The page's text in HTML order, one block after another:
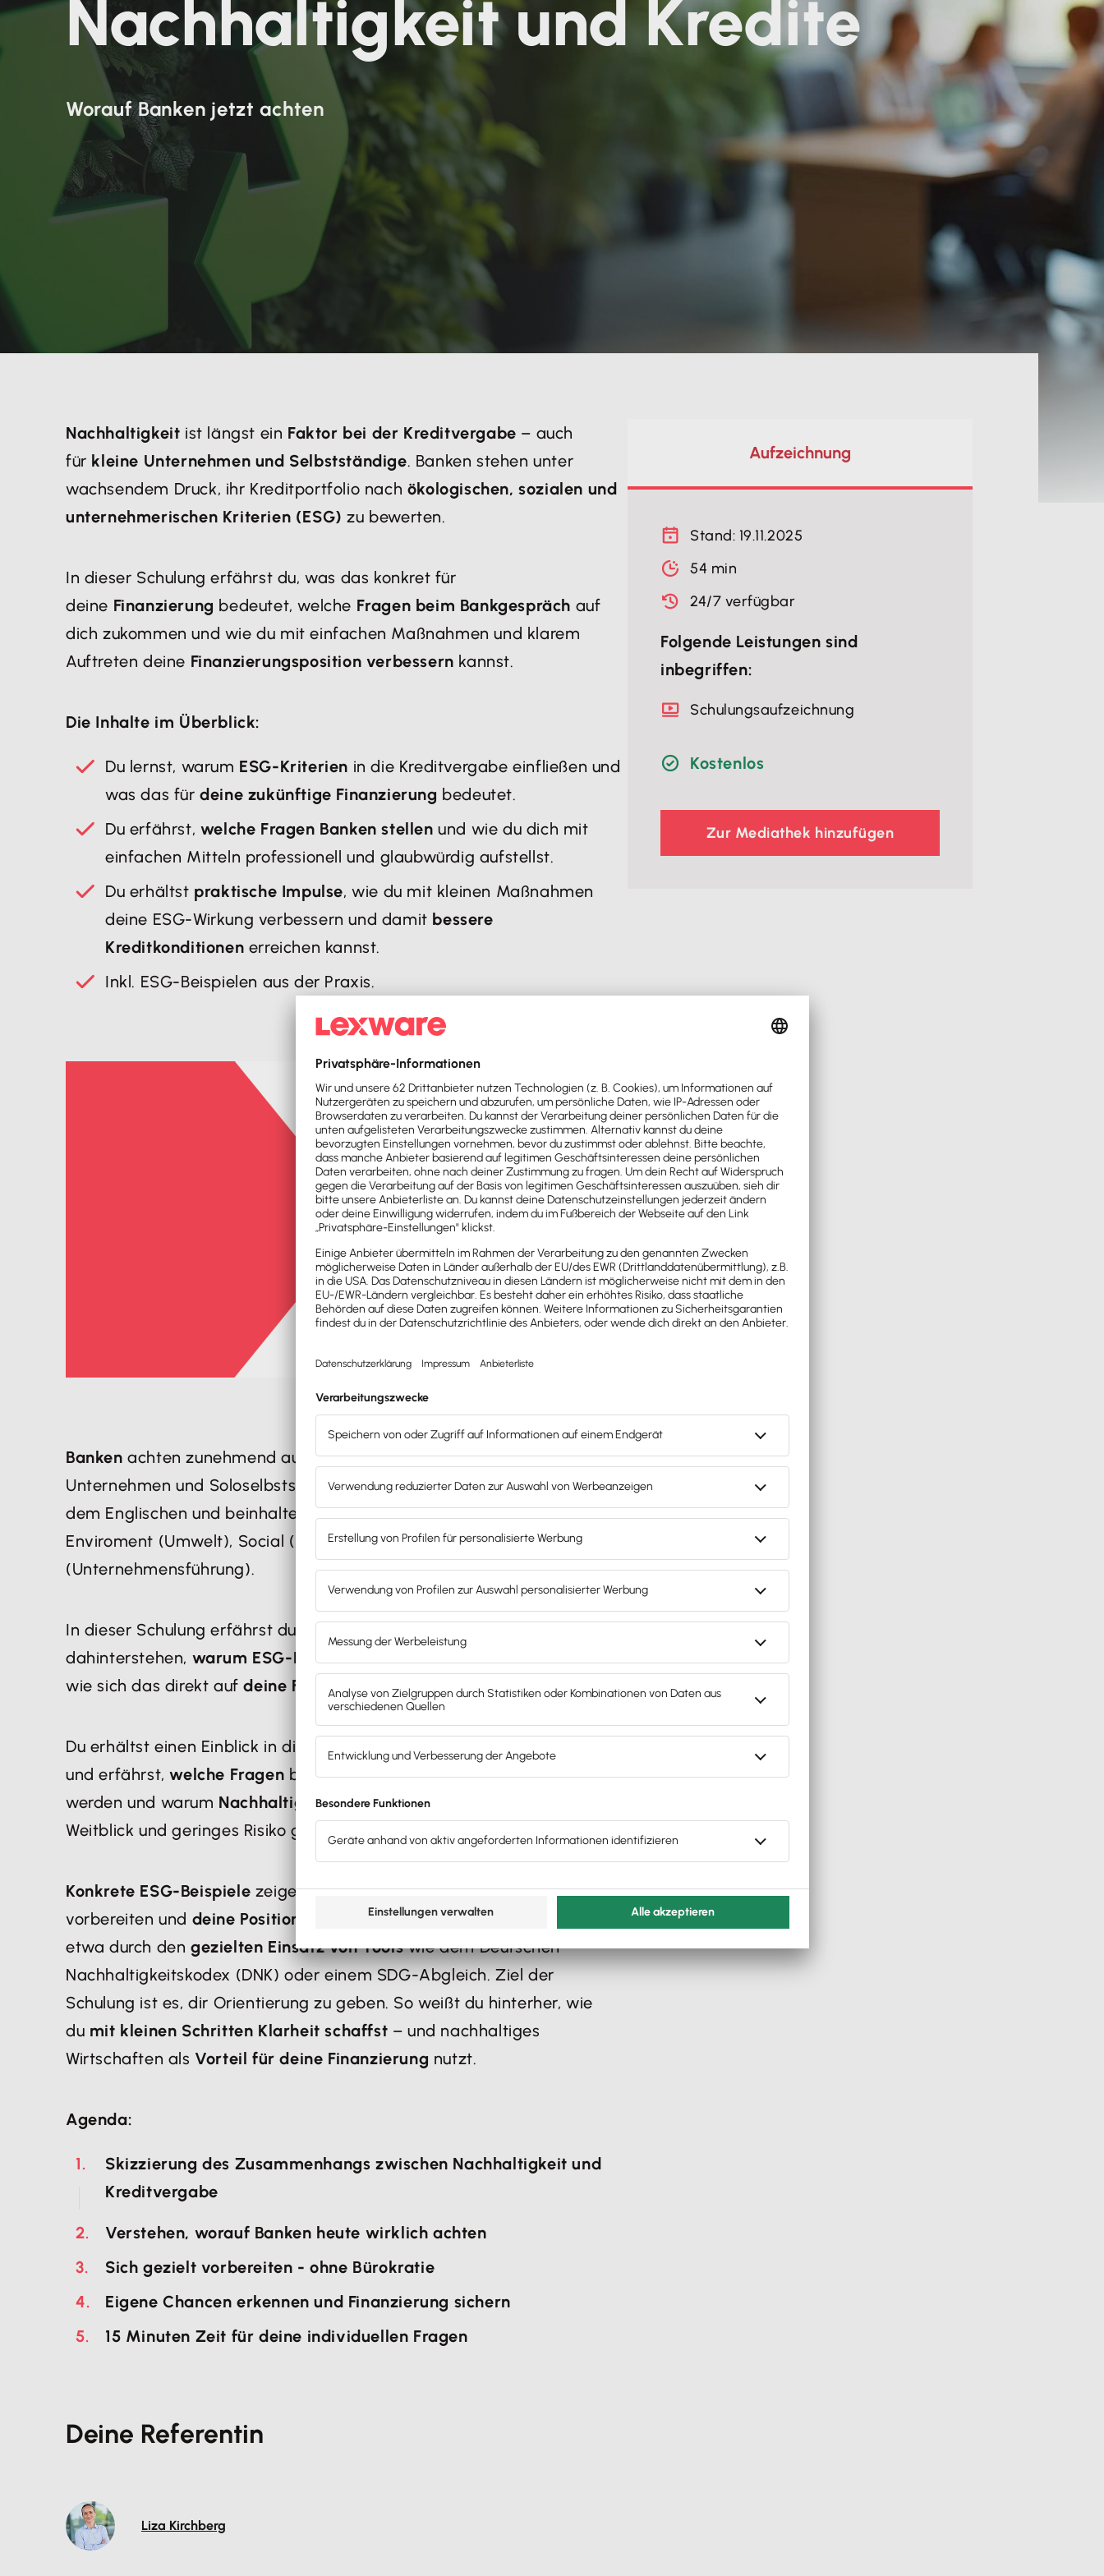
Nachhaltigkeit und Kredite
Worauf Banken jetzt achten
Nachhaltigkeit ist längst ein Faktor bei der Kreditvergabe – auch
für kleine Unternehmen und Selbstständige. Banken stehen unter
wachsendem Druck, ihr Kreditportfolio nach ökologischen, sozialen und
unternehmerischen Kriterien (ESG) zu bewerten.
In dieser Schulung erfährst du, was das konkret für
deine Finanzierung bedeutet, welche Fragen beim Bankgespräch auf
dich zukommen und wie du mit einfachen Maßnahmen und klarem
Auftreten deine Finanzierungsposition verbessern kannst.
Die Inhalte im Überblick:
Du lernst, warum ESG-Kriterien in die Kreditvergabe einfließen und
was das fürdeine zukünftige Finanzierung bedeutet.
Du erfährst, welche Fragen Banken stellen und wie du dich mit
einfachen Mitteln professionell und glaubwürdig aufstellst.
Du erhältst praktische Impulse, wie du mit kleinen Maßnahmen
deine ESG-Wirkung verbessern und damit bessere
Kreditkonditionen erreichen kannst.
Inkl. ESG-Beispielen aus der Praxis.
Bankenachten zunehmend auf ESG-Kriterien– auch bei kleinen
Unternehmen und Soloselbstständigen. Der Begriff ESG stammt aus
dem Englischen und beinhaltet diedrei Säulen der Nachhaltigkeit:
Enviroment (Umwelt), Social (Soziales) und Governance
(Unternehmensführung).
In dieser Schulung erfährst du, welche regulatorischen Entwicklungen
dahinterstehen, warum ESG-Daten zunehmend abgefragt werden
wie sich das direkt aufdeine Finanzierungauswirken kann.
Du erhältst einen Einblick in die Bewertungssystematik von Banken
und erfährst,welche Fragen beiNeu- oder Bestandskreditengestellt
werden und warum Nachhaltigkeitals Zeichen für Verlässlichkeit,
Weitblick und geringes Risiko gilt.
Konkrete ESG-Beispiele zeigen dir, wie du dich ohne Bürokratie
vorbereiten und deine Position gegenüber der Bank stärken
etwa durch den gezielten Einsatz von Toolswie dem Deutschen
Nachhaltigkeitskodex (DNK) oder einem SDG-Abgleich. Ziel der
Schulung ist es, dir Orientierung zu geben. So weißt du hinterher, wie
du mit kleinen Schritten Klarheit schaffst – und nachhaltiges
Wirtschaften als Vorteil für deine Finanzierung nutzt.
Agenda:
Skizzierung des Zusammenhangs zwischen Nachhaltigkeit und
Kreditvergabe
Verstehen, worauf Banken heute wirklich achten
Sich gezielt vorbereiten - ohne Bürokratie
Eigene Chancen erkennen und Finanzierung sichern
15 Minuten Zeit für deine individuellen Fragen
Deine Referentin
Liza Kirchberg
Aufzeichnung
Stand: 19.11.2025
54 min
24/7 verfügbar
Folgende Leistungen sind
inbegriffen:
Schulungsaufzeichnung
Kostenlos
Zur Mediathek hinzufügen